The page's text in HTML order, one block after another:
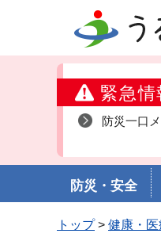
うるま市
緊急情
防災一口
防災・安全
トップ> 健康・